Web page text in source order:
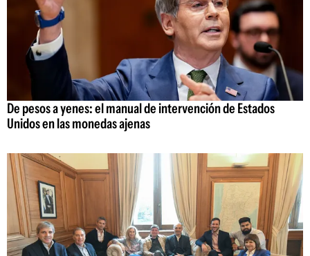
De pesos a yenes: el manual de intervención de Estados
Unidos en las monedas ajenas